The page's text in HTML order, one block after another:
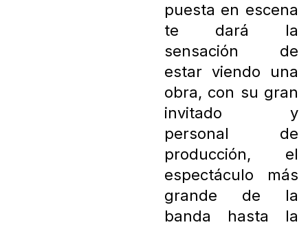
puesta en escena
te dará la
sensación de
estar viendo una
obra, con su gran
invitado y
personal de
producción, el
espectáculo más
grande de la
banda hasta la